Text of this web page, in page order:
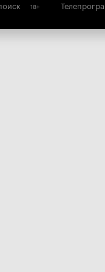
18+